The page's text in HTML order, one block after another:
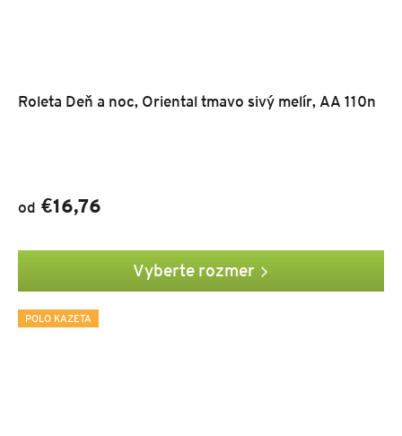
Roleta Deň a noc, Oriental tmavo sivý melír, AA 110n
od €16,76
Vyberte rozmer
POLO KAZETA